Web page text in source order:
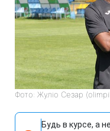
Фото: Жуліо Сезар
Будь в курсе, а